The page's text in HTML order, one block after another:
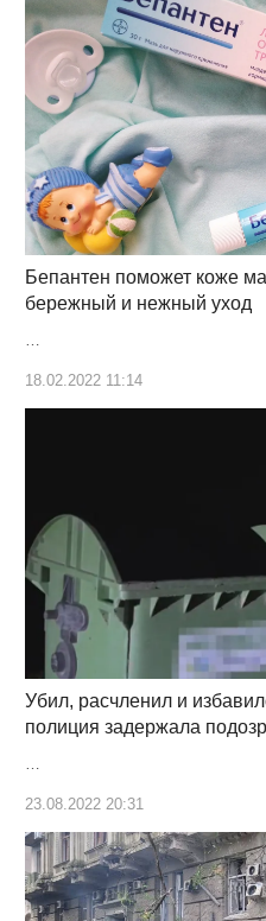
Бепантен поможет коже
бережный и нежный уход
18.02.2022 11:14
Убил, расчленил и
полиция задержала
…
23.08.2022 20:31